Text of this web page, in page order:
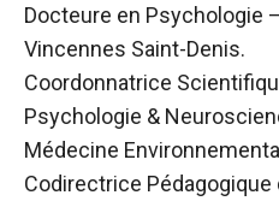
Docteure en Psychologie
Vincennes Saint-Denis.
Coordonnatrice
Psychologie &
Médecine
Codirectrice Pédagogique